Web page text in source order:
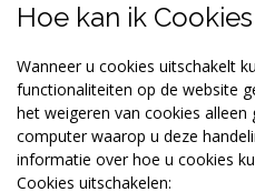
Hoe kan ik
Wanneer u cookies uitschakelt
functionaliteiten op de website
het weigeren van cookies
computer waarop u deze
informatie over hoe u cookies
Cookies uitschakelen: